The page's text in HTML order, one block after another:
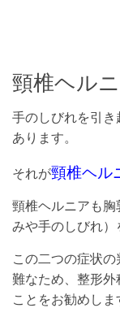
頸椎ヘル
手のしびれを引
あります。
それが頸椎ヘル
頸椎ヘルニアも
みや手のしびれ）
この二つの症状
難なため、整形
ことをお勧めしま